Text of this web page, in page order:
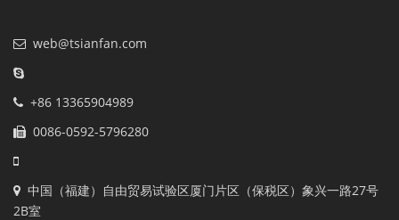
web@tsianfan.com
+86 13365904989
0086-0592-5796280
中国（福建）自由贸易试验区厦门片区（保税区）象兴一路27号
2B室